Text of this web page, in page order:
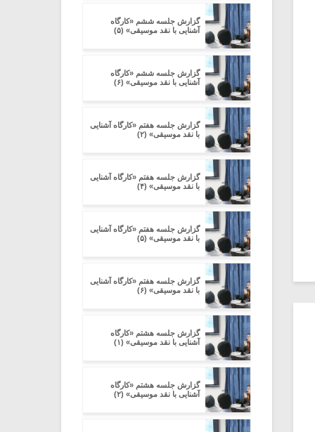
گزارش جلسه ششم «کارگاه
آشنایی با نقد موسیقی» (۵)
گزارش جلسه ششم «کارگاه
آشنایی با نقد موسیقی» (۶)
گزارش جلسه هفتم «کارگاه آشنایی
با نقد موسیقی» (۲)
گزارش جلسه هفتم «کارگاه آشنایی
با نقد موسیقی» (۴)
گزارش جلسه هفتم «کارگاه آشنایی
با نقد موسیقی» (۵)
گزارش جلسه هفتم «کارگاه آشنایی
با نقد موسیقی» (۶)
گزارش جلسه هشتم «کارگاه
آشنایی با نقد موسیقی» (۱)
گزارش جلسه هشتم «کارگاه
آشنایی با نقد موسیقی» (۲)